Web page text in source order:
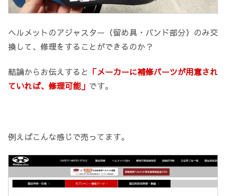
ヘルメットのアジャスター（留め具・バンド部分）のみ交
換して、修理をすることができるのか？
結論からお伝えすると 「メーカーに補修パーツが用意され
ていれば、修理可能」 です。
例えばこんな感じで売ってます。